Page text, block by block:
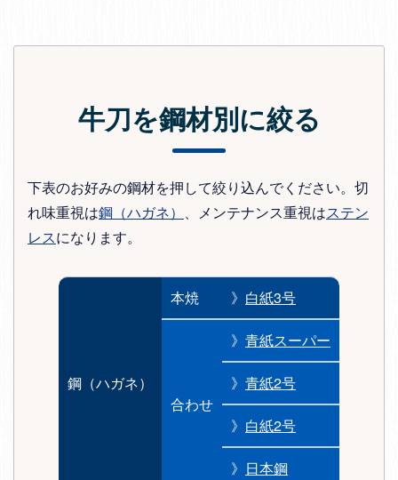
牛刀を鋼材別に絞る
下表のお好みの鋼材を押して絞り込んでください。切
れ味重視は鋼（ハガネ） 、メンテナンス重視はステン
レスになります。
鋼（ハガネ）
本焼 》 白紙3号
合わせ
》 青紙スーパー
》 青紙2号
》 白紙2号
》 日本鋼